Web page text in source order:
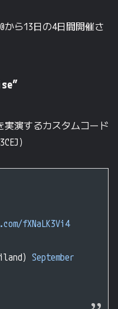
から13日の4日間開催さ
演するカスタムコード
）
fXNaLK3Vi4
September